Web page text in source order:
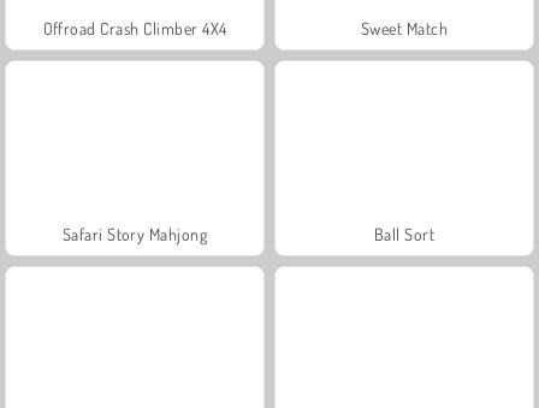
Offroad Crash Climber 4X4 Sweet Match
Safari Story Mahjong Ball Sort